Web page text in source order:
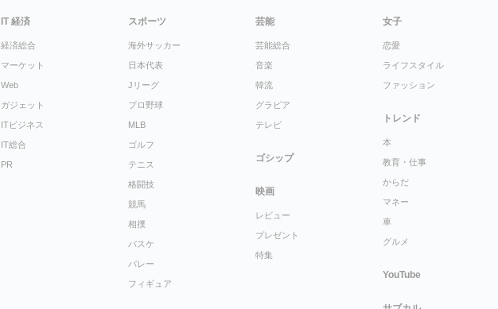
IT 経済
経済総合
マーケット
Web
ガジェット
ITビジネス
IT総合
PR
スポーツ
海外サッカー
日本代表
Jリーグ
プロ野球
MLB
ゴルフ
テニス
格闘技
競馬
相撲
バスケ
バレー
フィギュア
芸能
芸能総合
音楽
韓流
グラビア
テレビ
ゴシップ
映画
レビュー
プレゼント
特集
女子
恋愛
ライフスタイル
ファッション
トレンド
本
教育・仕事
からだ
マネー
車
グルメ
YouTube